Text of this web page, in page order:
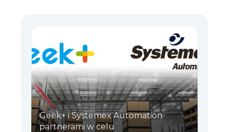
Geek+ i Systemex Automation
partnerami w celu